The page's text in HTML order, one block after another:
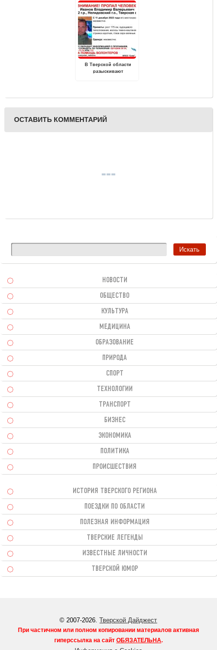
программе "Первая
помощь"
В Тверской области
разыскивают
ОСТАВИТЬ КОММЕНТАРИЙ
НОВОСТИ
ОБЩЕСТВО
КУЛЬТУРА
МЕДИЦИНА
ОБРАЗОВАНИЕ
ПРИРОДА
СПОРТ
ТЕХНОЛОГИИ
ТРАНСПОРТ
БИЗНЕС
ЭКОНОМИКА
ПОЛИТИКА
ПРОИСШЕСТВИЯ
ИСТОРИЯ ТВЕРСКОГО РЕГИОНА
ПОЕЗДКИ ПО ОБЛАСТИ
ПОЛЕЗНАЯ ИНФОРМАЦИЯ
ТВЕРСКИЕ ЛЕГЕНДЫ
ИЗВЕСТНЫЕ ЛИЧНОСТИ
ТВЕРСКОЙ ЮМОР
© 2007-2026.Тверской Дайджест
При частичном или полном копировании материалов активная
гиперссылка на сайт ОБЯЗАТЕЛЬНА.